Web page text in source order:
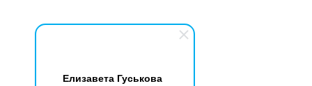
Елизавета Гуськова